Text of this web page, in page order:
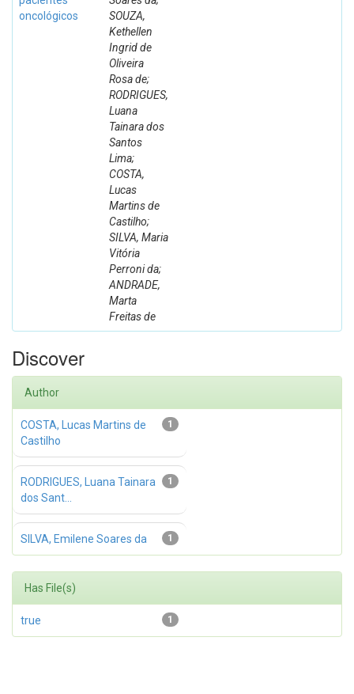
oncológicos
SOUZA,
Kethellen
Ingrid de
Oliveira
Rosa de;
RODRIGUES,
Luana
Tainara dos
Santos
Lima;
COSTA,
Lucas
Martins de
Castilho;
SILVA, Maria
Vitória
Perroni da;
ANDRADE,
Marta
Freitas de
Discover
Author
1
COSTA, Lucas Martins de
Castilho
1
RODRIGUES, Luana Tainara
dos Sant...
1
SILVA, Emilene Soares da
Has File(s)
1
true